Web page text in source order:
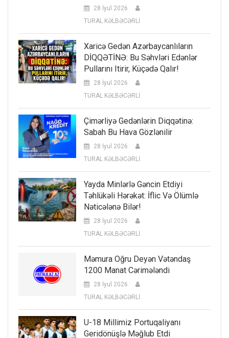
28 İyul 2026
TURAL KƏLBƏCƏRLİ
Xaricə Gedən Azərbaycanlıların
DİQQƏTİNƏ: Bu Səhvləri Edənlər
Pullarını Itirir, Küçədə Qalır!
28 İyul 2026
TURAL KƏLBƏCƏRLİ
Çimərliyə Gedənlərin Diqqətinə:
Sabah Bu Hava Gözlənilir
28 İyul 2026
TURAL KƏLBƏCƏRLİ
Yayda Minlərlə Gəncin Etdiyi
Təhlükəli Hərəkət: İflic Və Ölümlə
Nəticələnə Bilər!
28 İyul 2026
TURAL KƏLBƏCƏRLİ
Məmura Oğru Deyən Vətəndaş
1200 Manat Cərimələndi
28 İyul 2026
TURAL KƏLBƏCƏRLİ
U-18 Millimiz Portuqaliyanı
Geridönüşlə Məğlub Etdi